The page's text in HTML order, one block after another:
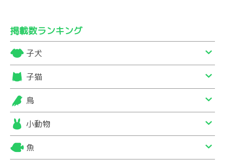
掲載数ランキング
子犬
子猫
鳥
小動物
魚